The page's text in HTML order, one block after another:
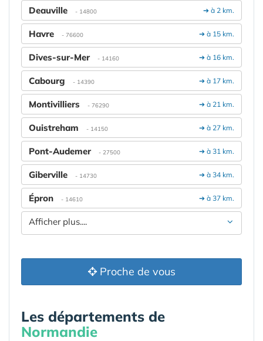
➔ à 2 km.
Deauville - 14800
➔ à 15 km.
Havre - 76600
➔ à 16 km.
Dives-sur-Mer - 14160
➔ à 17 km.
Cabourg - 14390
➔ à 21 km.
Montivilliers - 76290
➔ à 27 km.
Ouistreham - 14150
➔ à 31 km.
Pont-Audemer - 27500
➔ à 34 km.
Giberville - 14730
➔ à 37 km.
Épron - 14610
Afficher plus....
Proche de vous
Les départements de
Normandie